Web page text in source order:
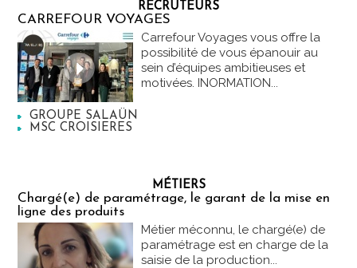
RECRUTEURS
CARREFOUR VOYAGES
Carrefour Voyages vous offre la
possibilité de vous épanouir au
sein d’équipes ambitieuses et
motivées. INORMATION...
GROUPE SALAÜN
MSC CROISIERES
MÉTIERS
Chargé(e) de paramétrage, le garant de la mise en
ligne des produits
Métier méconnu, le chargé(e) de
paramétrage est en charge de la
saisie de la production...